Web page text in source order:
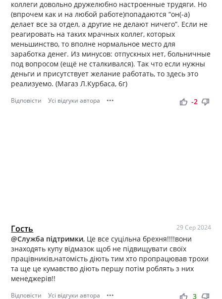
коллеги довольно дружелюбно настроенные трудяги. Но
(впрочем как и на любой работе)попадаются “он(-а)
делает все за отдел, а другие не делают ничего”. Если не
реагировать на таких мрачных коллег, которых
меньшинство, то вполне нормальное место для
заработка денег. Из минусов: отпускных нет, больничные
под вопросом (ещё не сталкивался). Так что если нужны
деньги и присутствует желание работать, то здесь это
реализуемо. (Магаз Л.Курбаса, 6г)
Відповісти Усі відгуки автора ••• thumb_up thumb_down
-2
Гость 29 Сер 2024
@Служба підтримки, Це все суцільна брехня!!!!вони
знаходять купу відмазок щоб не підвищувати своїх
працівників,натомість діють тим хто пропрацював трохи
та ще це кумавство діють першу потім роблять з них
менеджерів!!
Відповісти Усі відгуки автора ••• thumb_up thumb_down
3